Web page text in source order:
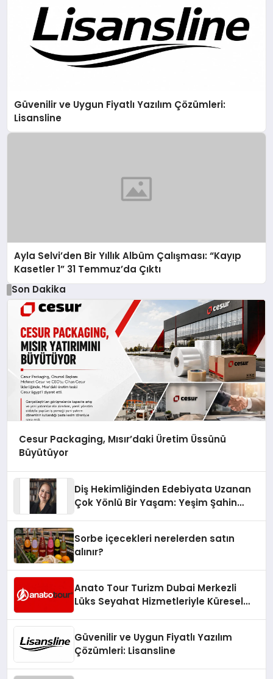
Güvenilir ve Uygun Fiyatlı Yazılım Çözümleri:
Lisansline
Ayla Selvi’den Bir Yıllık Albüm Çalışması: “Kayıp
Kasetler 1” 31 Temmuz’da Çıktı
Son Dakika
Cesur Packaging, Mısır’daki Üretim Üssünü
Büyütüyor
Diş Hekimliğinden Edebiyata Uzanan
Çok Yönlü Bir Yaşam: Yeşim Şahin
Sorbe içecekleri nerelerden satın
alınır?
Anato Tour Turizm Dubai Merkezli
Lüks Seyahat Hizmetleriyle Küresel
Güvenilir ve Uygun Fiyatlı Yazılım
Çözümleri: Lisansline